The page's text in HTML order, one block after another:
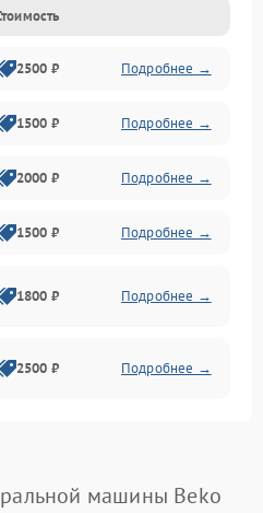
2500 ₽ Подробнее →
1500 ₽ Подробнее →
2000 ₽ Подробнее →
1500 ₽ Подробнее →
1800 ₽ Подробнее →
2500 ₽ Подробнее →
Подробнее →
машины Beko